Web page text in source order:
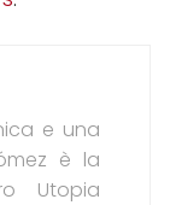
e una
è la
Utopia